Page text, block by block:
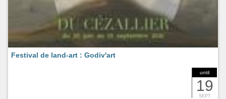
until
19
SEPT
Festival de land-art : Godiv'art